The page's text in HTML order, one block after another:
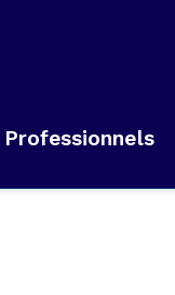
Professionnels